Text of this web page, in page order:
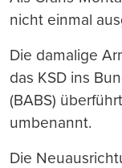
nicht einmal
Die damalige
das KSD ins
(BABS)
umbenannt.
Die